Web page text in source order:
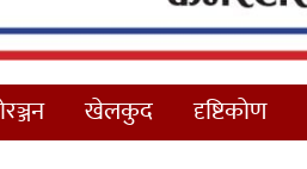
खेलकुद दृष्टिकोण